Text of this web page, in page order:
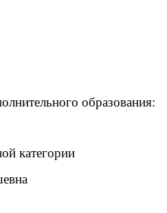
образования:
категории